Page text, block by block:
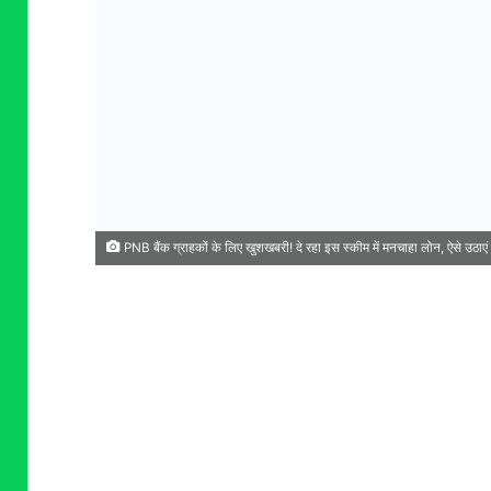
PNB बैंक ग्राहकों के लिए खुशखबरी! दे रहा इस स्कीम में मनचाहा लोन, ऐसे उठाएं